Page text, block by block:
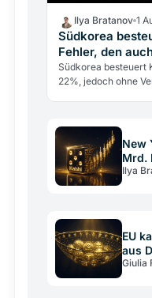
Ilya Bratanov 1
Südkorea
Fehler, den
Südkorea besteuert
22%, jedoch ohne
New
Mrd.
Ilya
EU
aus
Giulia